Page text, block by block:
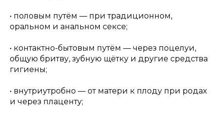
• половым путём — при традиционном,
оральном и анальном сексе;
• контактно-бытовым путём — через поцелуи,
общую бритву, зубную щётку и другие средства
гигиены;
• внутриутробно — от матери к плоду при родах
и через плаценту;